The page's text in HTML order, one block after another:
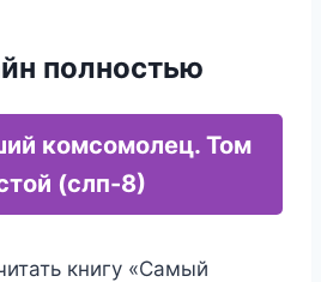
полностью
комсомолец. Том
(слп-8)
книгу «Самый